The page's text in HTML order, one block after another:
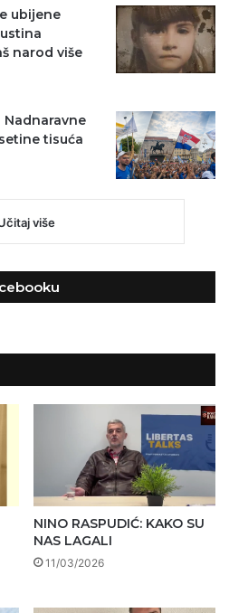
ubijene
narod više
Nadnaravne
tisuća
više
NINO RASPUDIĆ: KAKO SU
NAS LAGALI
11/03/2026